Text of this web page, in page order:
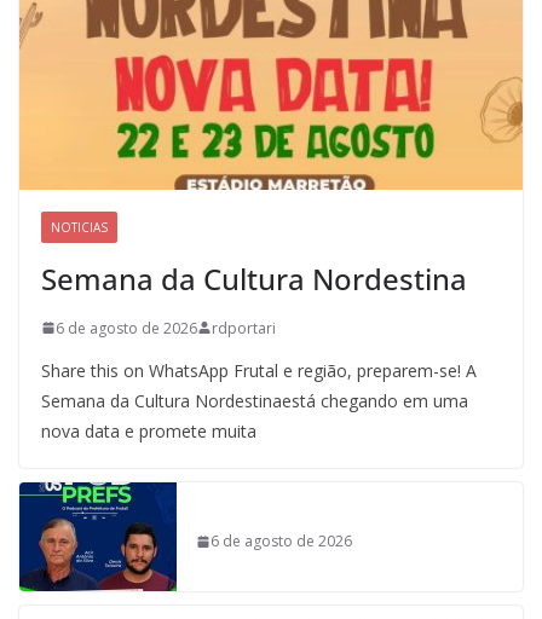
NOTICIAS
Semana da Cultura Nordestina
6 de agosto de 2026 rdportari
Share this on WhatsApp Frutal e região, preparem-se! A
Semana da Cultura Nordestinaestá chegando em uma
nova data e promete muita
6 de agosto de 2026